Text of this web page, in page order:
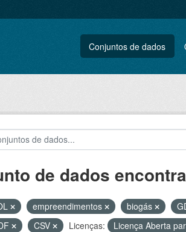
Conjuntos de dados
de dados
empreendimentos biogás
CSV Licenças:
Licença Aberta